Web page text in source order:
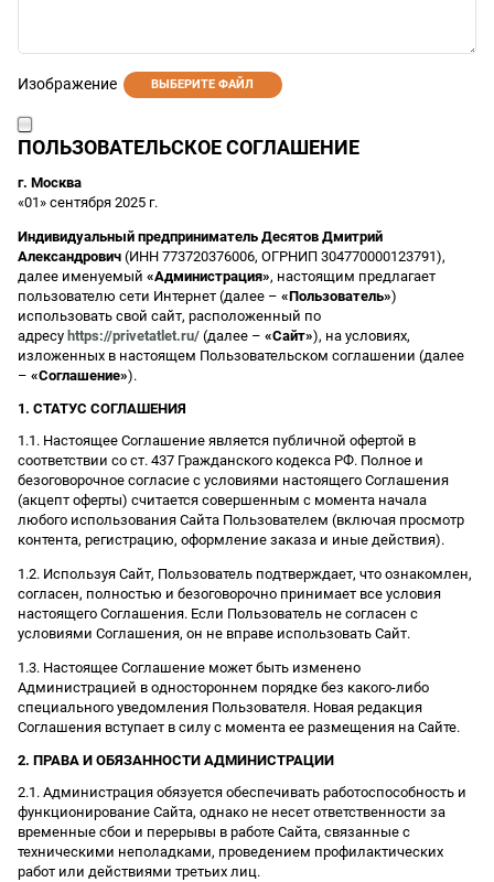
Изображение ВЫБЕРИТЕ ФАЙЛ
ПОЛЬЗОВАТЕЛЬСКОЕ СОГЛАШЕНИЕ
г. Москва
«01» сентября 2025 г.
Индивидуальный предприниматель Десятов Дмитрий
Александрович (ИНН 773720376006, ОГРНИП 304770000123791),
далее именуемый «Администрация», настоящим предлагает
пользователю сети Интернет (далее – «Пользователь»)
использовать свой сайт, расположенный по
адресу https://privetatlet.ru/ (далее – «Сайт»), на условиях,
изложенных в настоящем Пользовательском соглашении (далее
– «Соглашение»).
1. СТАТУС СОГЛАШЕНИЯ
1.1. Настоящее Соглашение является публичной офертой в
соответствии со ст. 437 Гражданского кодекса РФ. Полное и
безоговорочное согласие с условиями настоящего Соглашения
(акцепт оферты) считается совершенным с момента начала
любого использования Сайта Пользователем (включая просмотр
контента, регистрацию, оформление заказа и иные действия).
1.2. Используя Сайт, Пользователь подтверждает, что ознакомлен,
согласен, полностью и безоговорочно принимает все условия
настоящего Соглашения. Если Пользователь не согласен с
условиями Соглашения, он не вправе использовать Сайт.
1.3. Настоящее Соглашение может быть изменено
Администрацией в одностороннем порядке без какого-либо
специального уведомления Пользователя. Новая редакция
Соглашения вступает в силу с момента ее размещения на Сайте.
2. ПРАВА И ОБЯЗАННОСТИ АДМИНИСТРАЦИИ
2.1. Администрация обязуется обеспечивать работоспособность и
функционирование Сайта, однако не несет ответственности за
временные сбои и перерывы в работе Сайта, связанные с
техническими неполадками, проведением профилактических
работ или действиями третьих лиц.